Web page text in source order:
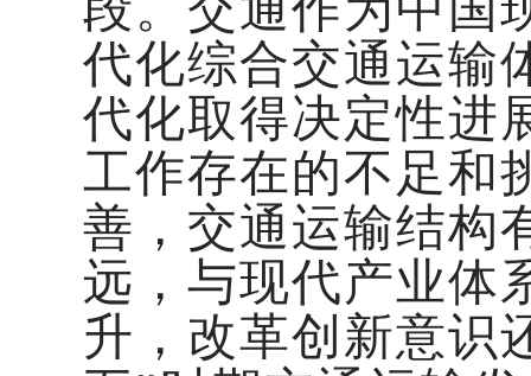
代化综合交通运输
代化取得决定性进
工作存在的不足和
善，交通运输结构
远，与现代产业体
升，改革创新意识